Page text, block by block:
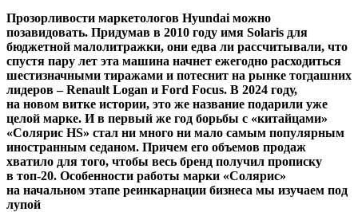
Прозорливости маркетологов Hyundai можно
позавидовать. Придумав в 2010 году имя Solaris для
бюджетной малолитражки, они едва ли рассчитывали, что
спустя пару лет эта машина начнет ежегодно расходиться
шестизначными тиражами и потеснит на рынке тогдашних
лидеров – Renault Logan и Ford Focus. В 2024 году,
на новом витке истории, это же название подарили уже
целой марке. И в первый же год борьбы с «китайцами»
«Солярис HS» стал ни много ни мало самым популярным
иностранным седаном. Причем его объемов продаж
хватило для того, чтобы весь бренд получил прописку
в топ-20. Особенности работы марки «Солярис»
на начальном этапе реинкарнации бизнеса мы изучаем под
лупой